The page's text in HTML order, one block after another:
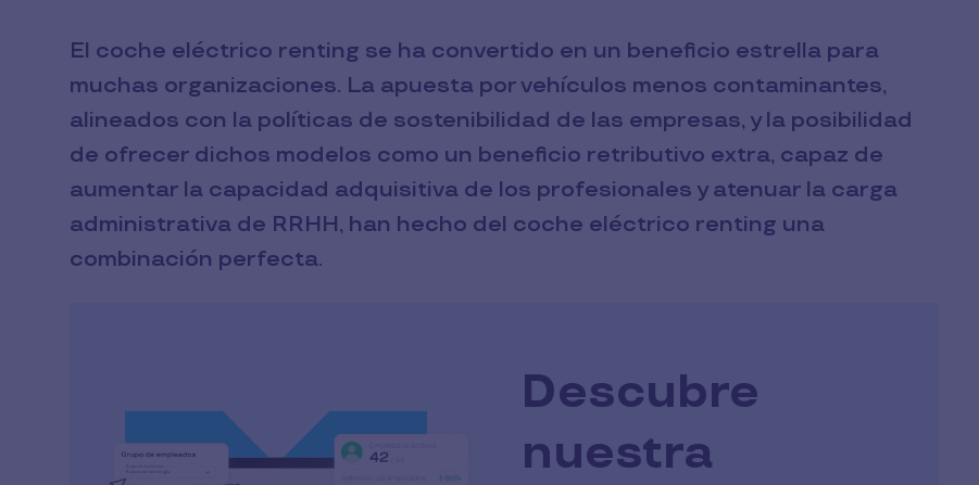
El coche eléctrico renting se ha convertido en un beneficio estrella para
muchas organizaciones. La apuesta por vehículos menos contaminantes,
alineados con la políticas de sostenibilidad de las empresas, y la posibilidad
de ofrecer dichos modelos como un beneficio retributivo extra, capaz de
aumentar la capacidad adquisitiva de los profesionales y atenuar la carga
administrativa de RRHH, han hecho del coche eléctrico renting una
combinación perfecta.
Descubre
nuestra